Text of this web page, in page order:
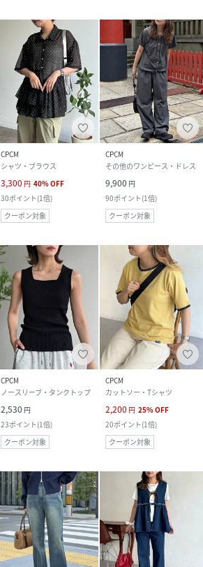
CPCM
シャツ・ブラウス
3,300 円 40%OFF
30ポイント(1倍)
クーポン対象
CPCM
その他のワンピース・ドレス
9,900 円
90ポイント(1倍)
クーポン対象
CPCM
ノースリーブ・タンクトップ
2,530 円
23ポイント(1倍)
クーポン対象
CPCM
カットソー・Tシャツ
2,200 円 25%OFF
20ポイント(1倍)
クーポン対象